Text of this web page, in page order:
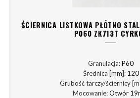
ŚCIERNICA LISTKOWA PŁÓTNO
P060 ZK713T
Granulacja:P60
Średnica [mm]: 120
Grubość tarczy/ściernicy
Mocowanie:Otwór